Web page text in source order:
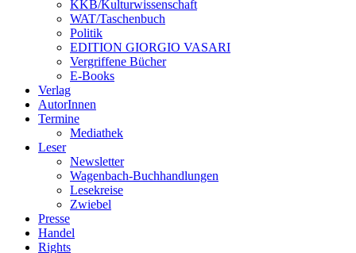
KKB/Kulturwissenschaft
WAT/Taschenbuch
Politik
EDITION GIORGIO VASARI
Vergriffene Bücher
E-Books
Verlag
AutorInnen
Termine
Mediathek
Leser
Newsletter
Wagenbach-Buchhandlungen
Lesekreise
Zwiebel
Presse
Handel
Rights